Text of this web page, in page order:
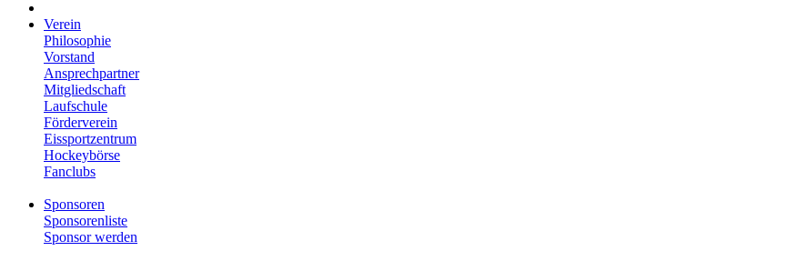
Verein
Philosophie
Vorstand
Ansprechpartner
Mitgliedschaft
Laufschule
Förderverein
Eissportzentrum
Hockeybörse
Fanclubs
Sponsoren
Sponsorenliste
Sponsor werden